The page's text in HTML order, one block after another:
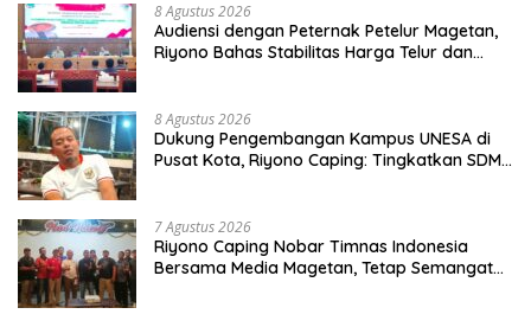
8 Agustus 2026
Audiensi dengan Peternak Petelur Magetan,
Riyono Bahas Stabilitas Harga Telur dan
8 Agustus 2026
Dukung Pengembangan Kampus UNESA di
Pusat Kota, Riyono Caping: Tingkatkan SDM
7 Agustus 2026
Riyono Caping Nobar Timnas Indonesia
Bersama Media Magetan, Tetap Semangat